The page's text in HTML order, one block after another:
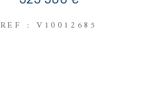
REF : V10012685